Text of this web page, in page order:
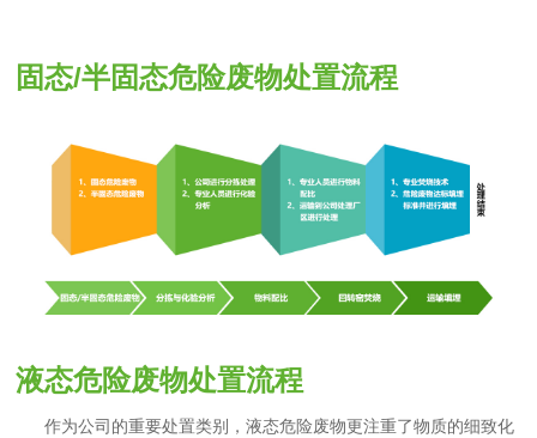
固态/半固态危险废物处置流程
液态危险废物处置流程
作为公司的重要处置类别，液态危险废物更注重了物质的细致化